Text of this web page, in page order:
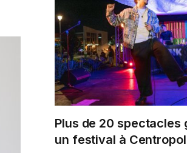
Plus de 20 spectacles
un festival à